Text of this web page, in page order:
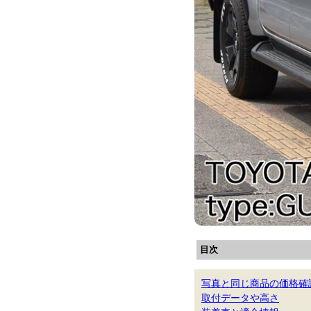
目次
写真と同じ商品の価格確
取付データや高さ